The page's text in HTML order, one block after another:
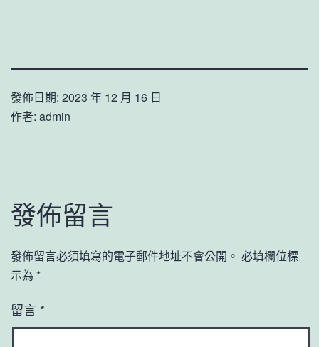
發佈日期: 2023 年 12 月 16 日
作者: admin
發佈留言
發佈留言必須填寫的電子郵件地址不會公開。 必填欄位標
示為 *
留言 *